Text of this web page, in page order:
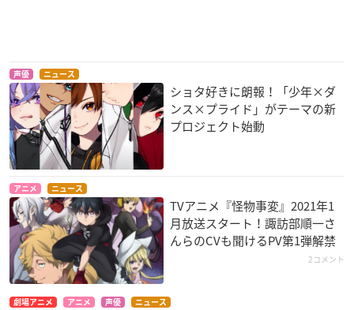
声優 ニュース
ショタ好きに朗報！「少年×ダ
ンス×プライド」がテーマの新
プロジェクト始動
アニメ ニュース
TVアニメ『怪物事変』2021年1
月放送スタート！諏訪部順一さ
んらのCVも聞けるPV第1弾解禁
2コメント
劇場アニメ アニメ 声優 ニュース